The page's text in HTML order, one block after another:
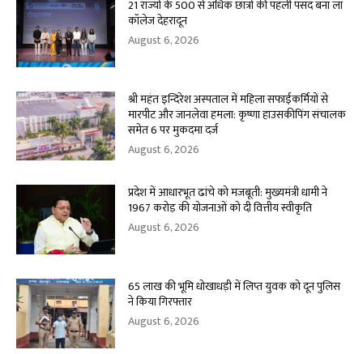
21 राज्यों के 500 से अधिक छात्रों की पहली पसंद बना लॉ
कॉलेज देहरादून
August 6, 2026
श्री महंत इन्दिरेश अस्पताल में महिला सफाईकर्मियों से
मारपीट और जानलेवा हमला: कृष्णा हाउसकीपिंग संचालक
समेत 6 पर मुकदमा दर्ज
August 6, 2026
प्रदेश में आधारभूत ढांचे को मजबूती: मुख्यमंत्री धामी ने
1967 करोड़ की योजनाओं को दी वित्तीय स्वीकृति
August 6, 2026
65 लाख की भूमि धोखाधड़ी में लिप्त युवक को दून पुलिस
ने किया गिरफ्तार
August 6, 2026